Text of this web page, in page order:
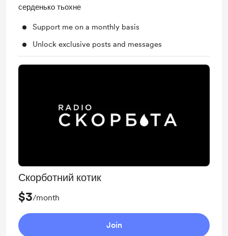
серденько тьохне
Support me on a monthly basis
Unlock exclusive posts and messages
Скорботний котик
$3/month
Join